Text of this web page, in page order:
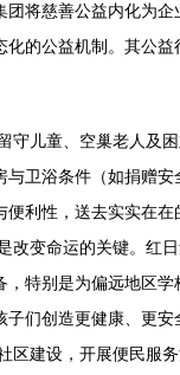
团将慈善公益内化为
化的公益机制。其公
守儿童、空巢老人及
卫浴条件（如捐赠安
利性，送去实实在在
改变命运的关键。红
，特别是为偏远地区
们创造更健康、更安
区建设，开展便民服